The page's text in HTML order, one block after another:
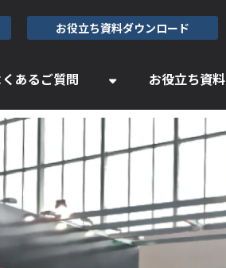
お役立ち資料ダウンロード
くあるご質問 お役立ち資料